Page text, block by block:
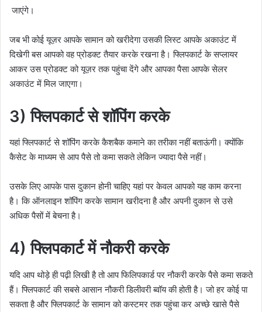
जाएंगे।
जब भी कोई यूज़र आपके सामान को खरीदेगा उसकी लिस्ट आपके अकाउंट में
दिखेगी बस आपको वह प्रोडक्ट तैयार करके रखना है। फ्लिपकार्ट के सप्लायर
आकर उस प्रोडक्ट को यूज़र तक पहुंचा देंगे और आपका पैसा आपके सेलर
अकाउंट में मिल जाएगा।
3) फ्लिपकार्ट से शॉपिंग करके
यहां फ्लिपकार्ट से शॉपिंग करके कैशबैक कमाने का तरीका नहीं बताऊंगी। क्योंकि
कैसेट के माध्यम से आप पैसे तो कमा सकते लेकिन ज्यादा पैसे नहीं।
उसके लिए आपके पास दुकान होनी चाहिए यहां पर केवल आपको यह काम करना
है। कि ऑनलाइन शॉपिंग करके सामान खरीदना है और अपनी दुकान से उसे
अधिक पैसों में बेचना है।
4) फ्लिपकार्ट में नौकरी करके
यदि आप थोड़े ही पढ़ी लिखी है तो आप फिलिपकार्ड पर नौकरी करके पैसे कमा सकते
हैं। फ्लिपकार्ट की सबसे आसान नौकरी डिलीवरी ब्वॉय की होती है। जो हर कोई पा
सकता है और फ्लिपकार्ट के सामान को कस्टमर तक पहुंचा कर अच्छे खासे पैसे